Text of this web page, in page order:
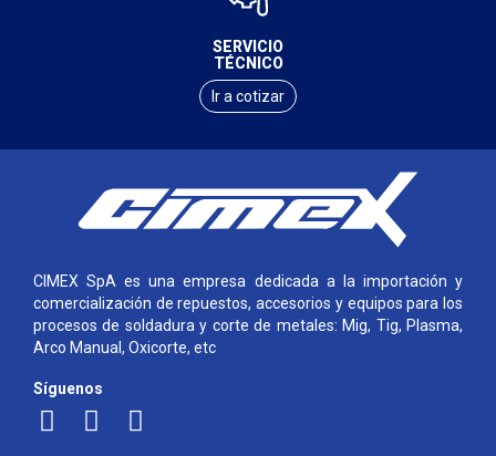
SERVICIO
TÉCNICO
Ir a cotizar
CIMEX SpA es una empresa dedicada a la importación y
comercialización de repuestos, accesorios y equipos para los
procesos de soldadura y corte de metales: Mig, Tig, Plasma,
Arco Manual, Oxicorte, etc
Síguenos